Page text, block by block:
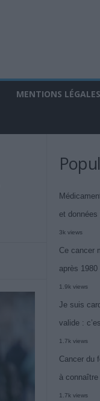
MENTIONS LÉGALES
et
3k views
Ce cancer
après
1.9k views
Je suis
valide :
1.7k views
Cancer du
à connaître
1.7k views